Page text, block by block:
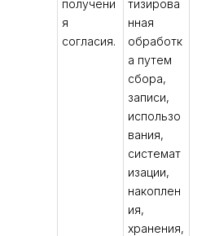
получени
я
согласия.
тизирова
нная
обработк
а путем
сбора,
записи,
использо
вания,
системат
изации,
накоплен
ия,
хранения,